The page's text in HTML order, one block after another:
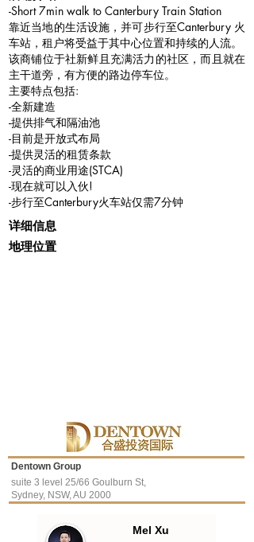
-Short 7min walk to Canterbury Train Station
靠近当地的生活设施，并可步行至Canterbury 火
车站，租户将受益于其中心位置和持续的人流。
该商铺位于社新鲜且充满活力的社区，而且就在
主干道旁，有方便的路边停车位。
主要特点包括:
-全新建造
-提供排气和隔油池
-目前是开放式布局
-提供灵活的租赁条款
-灵活的商业用途(STCA)
-现在就可以入伙!
-步行至Canterbury火车站仅需7分钟
详细信息
地理位置
Dentown Group
suite 3 level 25/66 Goulburn St,
Sydney, NSW, AU 2000
Mel Xu